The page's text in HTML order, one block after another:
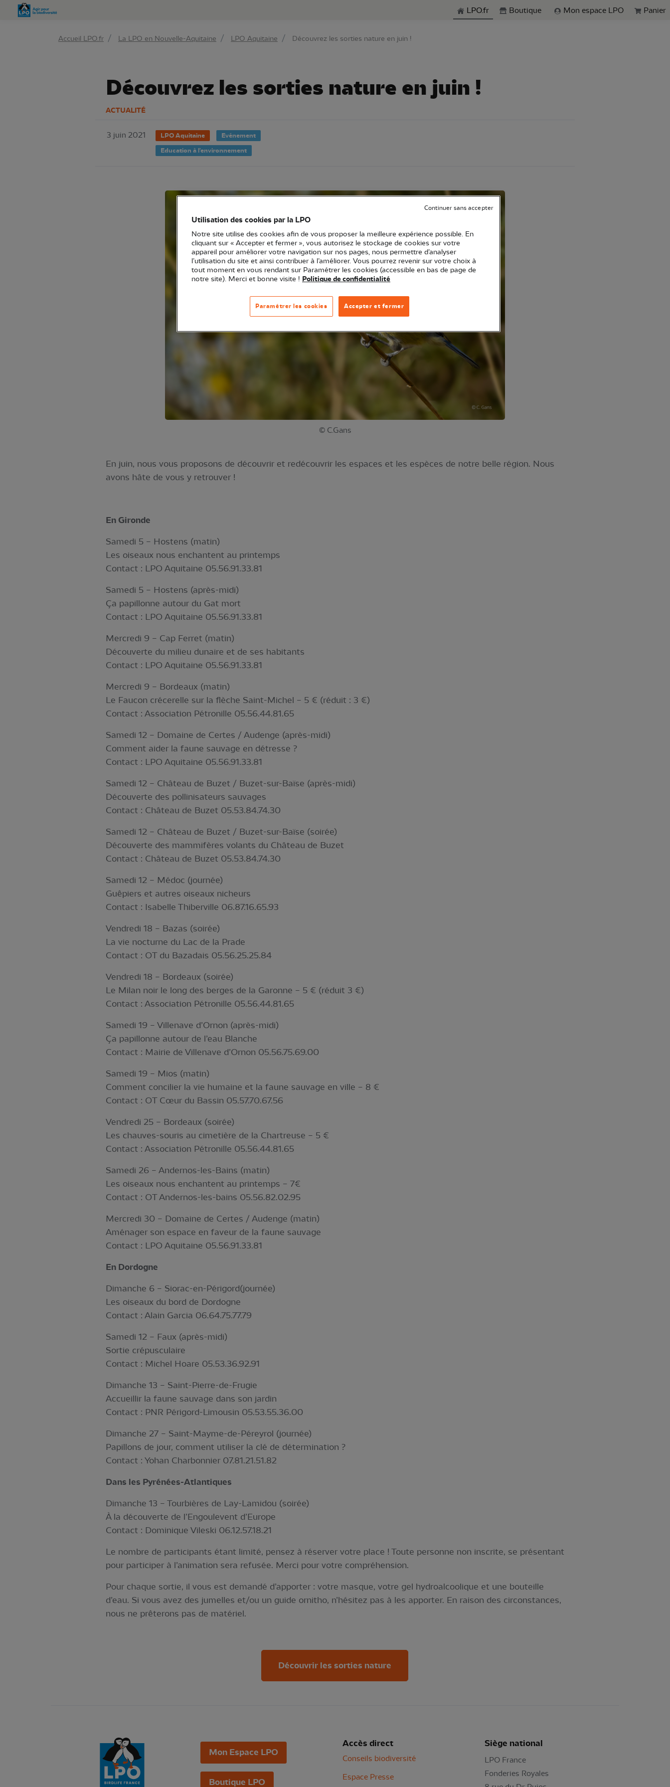
Aller à la rechercheLPO.fr Boutique Mon espace LPO Panier
Accueil LPO.fr La LPO en Nouvelle-Aquitaine LPO Aquitaine Découvrez les sorties nature en juin !
Découvrez les sorties nature en juin !
ACTUALITÉ
3 juin 2021 LPO Aquitaine
Evénement
Education à l'environnement
© C.Gans
En juin, nous vous proposons de découvrir et redécouvrir les espaces et les espèces de notre belle région. Nous
avons hâte de vous y retrouver !
En Gironde
Samedi 5 – Hostens (matin)
Les oiseaux nous enchantent au printemps
Contact : LPO Aquitaine 05.56.91.33.81
Samedi 5 – Hostens (après-midi)
Ça papillonne autour du Gat mort
Contact : LPO Aquitaine 05.56.91.33.81
Mercredi 9 – Cap Ferret (matin)
Découverte du milieu dunaire et de ses habitants
Contact : LPO Aquitaine 05.56.91.33.81
Mercredi 9 – Bordeaux (matin)
Le Faucon crécerelle sur la flèche Saint-Michel – 5 € (réduit : 3 €)
Contact : Association Pétronille 05.56.44.81.65
Samedi 12 – Domaine de Certes / Audenge (après-midi)
Comment aider la faune sauvage en détresse ?
Contact : LPO Aquitaine 05.56.91.33.81
Samedi 12 – Château de Buzet / Buzet-sur-Baïse (après-midi)
Découverte des pollinisateurs sauvages
Contact : Château de Buzet 05.53.84.74.30
Samedi 12 – Château de Buzet / Buzet-sur-Baïse (soirée)
Découverte des mammifères volants du Château de Buzet
Contact : Château de Buzet 05.53.84.74.30
Samedi 12 – Médoc (journée)
Guêpiers et autres oiseaux nicheurs
Contact : Isabelle Thiberville 06.87.16.65.93
Vendredi 18 – Bazas (soirée)
La vie nocturne du Lac de la Prade
Contact : OT du Bazadais 05.56.25.25.84
Vendredi 18 – Bordeaux (soirée)
Le Milan noir le long des berges de la Garonne – 5 € (réduit 3 €)
Contact : Association Pétronille 05.56.44.81.65
Samedi 19 – Villenave d’Ornon (après-midi)
Ça papillonne autour de l’eau Blanche
Contact : Mairie de Villenave d’Ornon 05.56.75.69.00
Samedi 19 – Mios (matin)
Comment concilier la vie humaine et la faune sauvage en ville – 8 €
Contact : OT Cœur du Bassin 05.57.70.67.56
Vendredi 25 – Bordeaux (soirée)
Les chauves-souris au cimetière de la Chartreuse – 5 €
Contact : Association Pétronille 05.56.44.81.65
Samedi 26 – Andernos-les-Bains (matin)
Les oiseaux nous enchantent au printemps – 7€
Contact : OT Andernos-les-bains 05.56.82.02.95
Mercredi 30 – Domaine de Certes / Audenge (matin)
Aménager son espace en faveur de la faune sauvage
Contact : LPO Aquitaine 05.56.91.33.81
En Dordogne
Dimanche 6 – Siorac-en-Périgord(journée)
Les oiseaux du bord de Dordogne
Contact : Alain Garcia 06.64.75.77.79
Samedi 12 – Faux (après-midi)
Sortie crépusculaire
Contact : Michel Hoare 05.53.36.92.91
Dimanche 13 – Saint-Pierre-de-Frugie
Accueillir la faune sauvage dans son jardin
Contact : PNR Périgord-Limousin 05.53.55.36.00
Dimanche 27 – Saint-Mayme-de-Péreyrol (journée)
Papillons de jour, comment utiliser la clé de détermination ?
Contact : Yohan Charbonnier 07.81.21.51.82
Dans les Pyrénées-Atlantiques
Dimanche 13 – Tourbières de Lay-Lamidou (soirée)
À la découverte de l’Engoulevent d’Europe
Contact : Dominique Vileski 06.12.57.18.21
Le nombre de participants étant limité, pensez à réserver votre place ! Toute personne non inscrite, se présentant
pour participer à l’animation sera refusée. Merci pour votre compréhension.
Pour chaque sortie, il vous est demandé d’apporter : votre masque, votre gel hydroalcoolique et une bouteille
d’eau. Si vous avez des jumelles et/ou un guide ornitho, n’hésitez pas à les apporter. En raison des circonstances,
nous ne prêterons pas de matériel.
Découvrir les sorties nature
Mon Espace LPO
Boutique LPO
Accès direct
Conseils biodiversité
Espace Presse
Siège national
LPO France
Fonderies Royales
Utilisation des cookies par la LPO
Notre site utilise des cookies afin de vous proposer la meilleure expérience possible. En
cliquant sur « Accepter et fermer », vous autorisez le stockage de cookies sur votre
appareil pour améliorer votre navigation sur nos pages, nous permettre d’analyser
l’utilisation du site et ainsi contribuer à l’améliorer. Vous pourrez revenir sur votre choix à
tout moment en vous rendant sur Paramétrer les cookies (accessible en bas de page de
notre site). Merci et bonne visite ! Politique de confidentialité
Accepter et fermer
Paramétrer les cookies
Continuer sans accepter